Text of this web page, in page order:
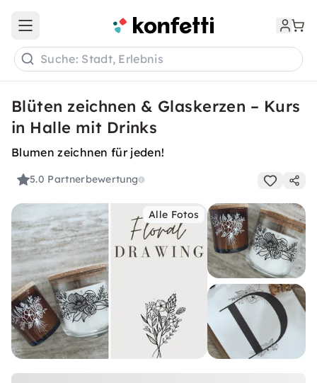
Open main menu
Suche: Stadt, Erlebnis
Blüten zeichnen & Glaskerzen – Kurs
in Halle mit Drinks
Blumen zeichnen für jeden!
5.0 Partnerbewertung
Alle Fotos